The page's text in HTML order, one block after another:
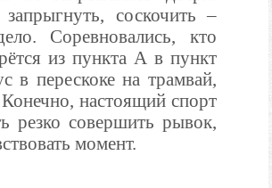
соскочить –
Соревновались, кто
из пункта А в пункт
в перескоке на трамвай,
настоящий спорт
резко совершить рывок,
момент.